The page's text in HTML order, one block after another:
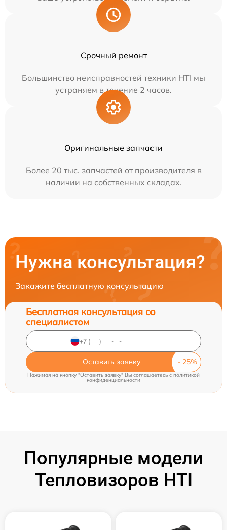
Срочный ремонт
Большинство неисправностей техники HTI мы
устраняем в течение 2 часов.
Оригинальные запчасти
Более 20 тыс. запчастей от производителя в
наличии на собственных складах.
Нужна консультация?
Закажите бесплатную консультацию
Бесплатная консультация со
специалистом
Оставить заявку
Нажимая на кнопку "Оставить заявку" Вы соглашаетесь cполитикой
конфиденциальности
Популярные модели
Тепловизоров HTI